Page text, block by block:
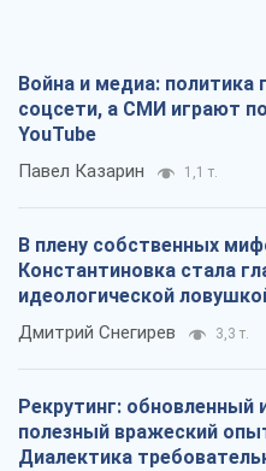
Война и медиа: политика
соцсети, а СМИ играют
YouTube
Павел Казарин 1,1 т.
В плену собственных
Константиновка стала
идеологической
российских оккупантов
Дмитрий Снегирев 3,3 т.
Рекрутинг: обновленный
полезный вражеский
Диалектика